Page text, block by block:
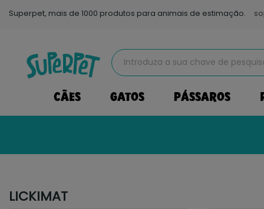
Superpet, mais de 1000 produtos para animais de estimação.
CÃES GATOS PÁSSAROS
LICKIMAT